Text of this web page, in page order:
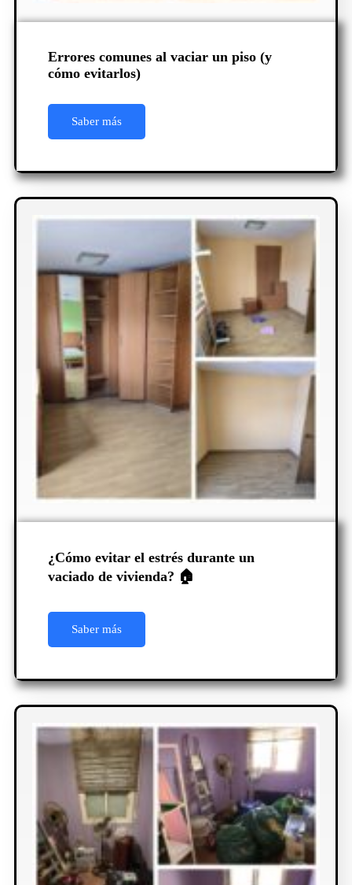
Errores comunes al vaciar un piso (y
cómo evitarlos)
Saber más
¿Cómo evitar el estrés durante un
vaciado de vivienda? 🏠
Saber más